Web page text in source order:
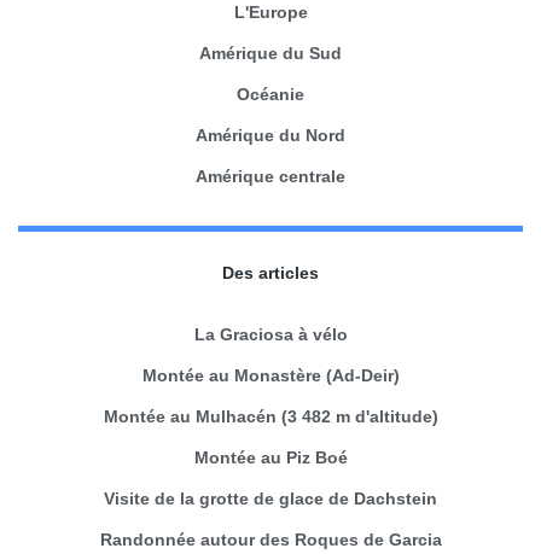
L'Europe
Amérique du Sud
Océanie
Amérique du Nord
Amérique centrale
Des articles
La Graciosa à vélo
Montée au Monastère (Ad-Deir)
Montée au Mulhacén (3 482 m d'altitude)
Montée au Piz Boé
Visite de la grotte de glace de Dachstein
Randonnée autour des Roques de Garcia